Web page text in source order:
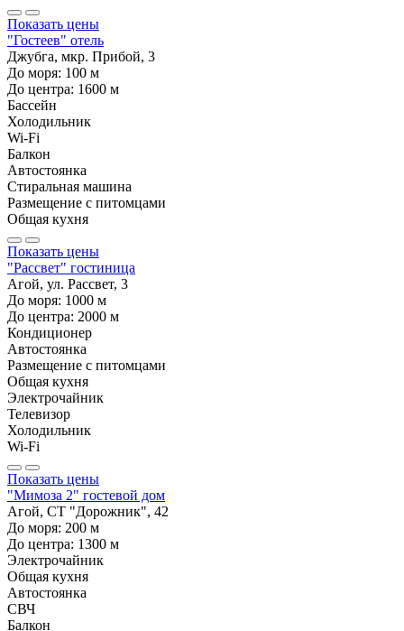
Показать цены
"Гостеев" отель
Джубга, мкр. Прибой, 3
До моря: 100 м
До центра: 1600 м
Бассейн
Холодильник
Wi-Fi
Балкон
Автостоянка
Стиральная машина
Размещение с питомцами
Общая кухня
Показать цены
"Рассвет" гостиница
Агой, ул. Рассвет, 3
До моря: 1000 м
До центра: 2000 м
Кондиционер
Автостоянка
Размещение с питомцами
Общая кухня
Электрочайник
Телевизор
Холодильник
Wi-Fi
Показать цены
"Мимоза 2" гостевой дом
Агой, СТ "Дорожник", 42
До моря: 200 м
До центра: 1300 м
Электрочайник
Общая кухня
Автостоянка
СВЧ
Балкон